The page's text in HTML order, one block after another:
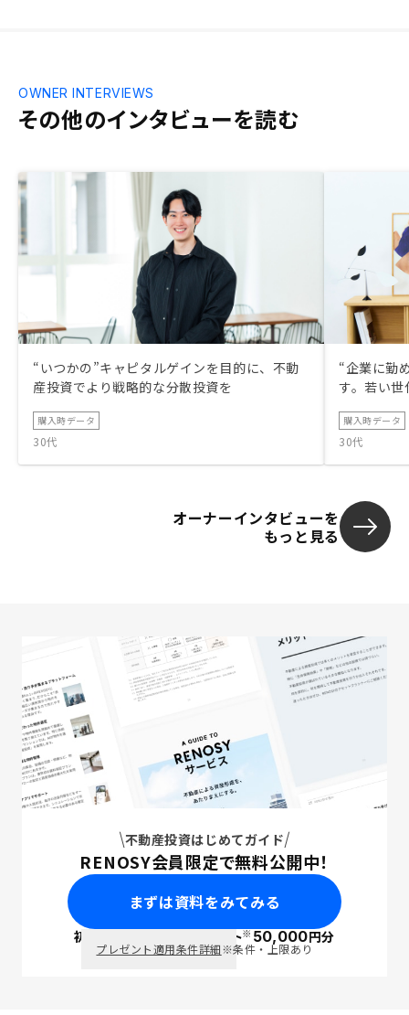
その他のインタビューを読む
OWNER INTERVIEWS
“いつかの”キャピタルゲインを目的に、不動
産投資でより戦略的な分散投資を
購入時データ
30代
“企業に勤
す。若い
購入時データ
30代
オーナーインタビューを
もっと見る
不動産投資はじめてガイド
RENOSY会員限定で無料公開中！
まずは資料をみてみる
初回面談で ポイント※50,000円分
プレゼント適用条件詳細※条件・上限あり